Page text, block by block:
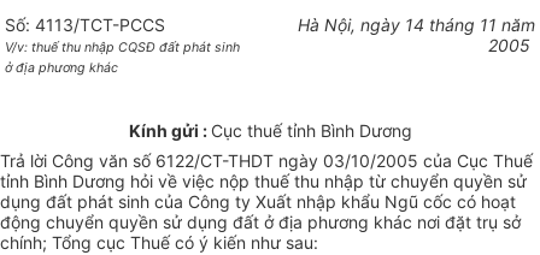
Số: 4113/TCT-PCCS
V/v: thuế thu nhập CQSĐ đất phát sinh
ở địa phương khác
Hà Nội, ngày 14 tháng 11 năm
2005
Kính gửi : Cục thuế tỉnh Bình Dương
Trả lời Công văn số 6122/CT-THDT ngày 03/10/2005 của Cục Thuế
tỉnh Bình Dương hỏi về việc nộp thuế thu nhập từ chuyển quyền sử
dụng đất phát sinh của Công ty Xuất nhập khẩu Ngũ cốc có hoạt
động chuyển quyền sử dụng đất ở địa phương khác nơi đặt trụ sở
chính; Tổng cục Thuế có ý kiến như sau: